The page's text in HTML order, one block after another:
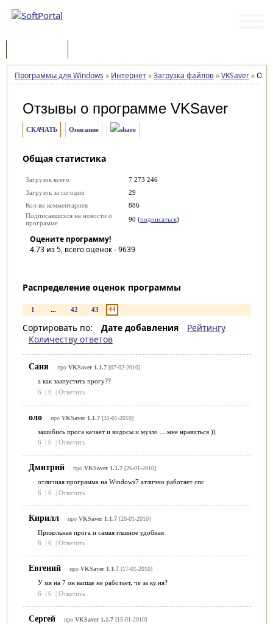
Программы для Windows » Интернет»Загрузка файлов»VKSaver»
Отзывы о программе VKSaver
СКАЧАТЬ Описание
Общая статистика
Загрузок всего
7 273 246
Загрузок за сегодня
29
Кол-во комментариев
886
Подписавшихся на новости о
программе
90 (подписаться)
Оцените программу!
4.73из 5, всего оценок -9639
Распределение оценок программы
1 ... 42 43 44
Сортировать по: Дате добавления
Рейтингу
Количеству ответов
Саня про VKSaver 1.1.7[07-02-2010]
а как заапустить прогу??
6
| 6 | Ответить
оло про VKSaver 1.1.7[31-01-2010]
зашибись прога качает и видосы и музло ....мне нравиться ))
6
| 6 | Ответить
Дмитрий про VKSaver 1.1.7[26-01-2010]
отличная программа на Windows7 атлично работает спс
6
| 6 | Ответить
Кирилл про VKSaver 1.1.7[20-01-2010]
Прикольная прога и самая главное удобная
6
| 6 | Ответить
Евгений про VKSaver 1.1.7[17-01-2010]
У мя на 7 он вапще не работает, че за ку.ня?
6
| 6 | Ответить
Сергей про VKSaver 1.1.7[15-01-2010]